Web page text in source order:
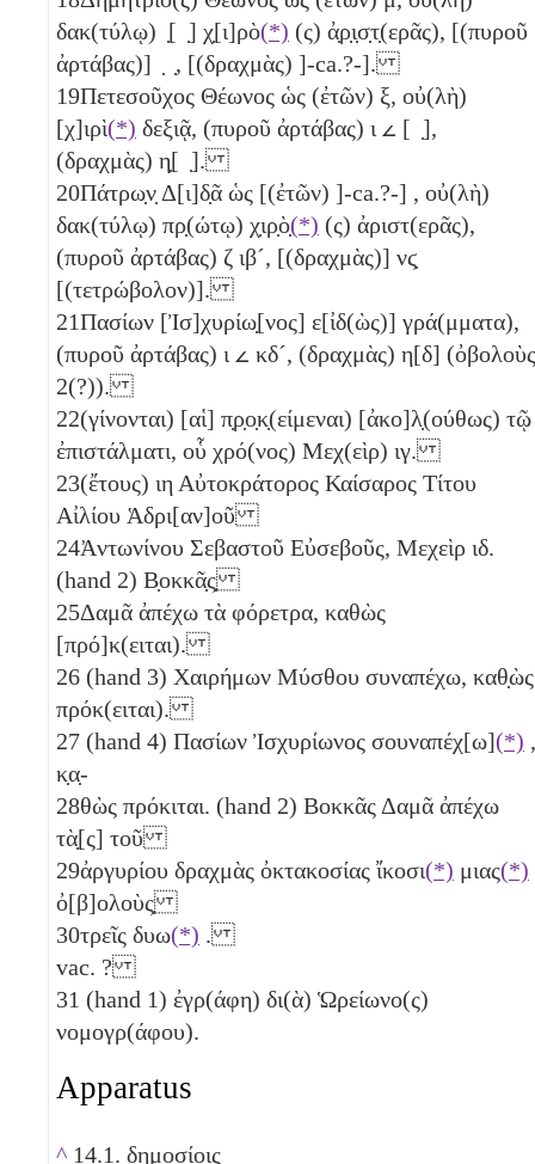
δακ(τύλῳ) ̣[ ̣] χ̣[ι]ρὸ(*) (ς) ἀ̣ρ̣ι̣σ̣τ̣(ερᾶς), [(πυροῦ
ἀρτάβας)] ̣ ̣, [(δραχμὰς) ]-ca.?-].
19Πετεσοῦχος Θέωνος ὡς (ἐτῶν) ξ, οὐ(λὴ)
[χ]ιρὶ(*) δεξιᾷ, (πυροῦ ἀρτάβας) ι 𐅵 [ ̣],
(δραχμὰς) η̣[ ̣].
20Πάτρω̣ν̣ Δ[ι]δ̣ᾶ ὡς [(ἐτῶν) ]-ca.?-] , οὐ(λὴ)
δακ(τύλῳ) πρ̣(ώτῳ) χ̣ιρ̣ὸ̣(*) (ς) ἀριστ(ερᾶς),
(πυροῦ ἀρτάβας) ζ ιβ´, [(δραχμὰς)] νϛ̣
[(τετρώβολον)].
21Πασίων [Ἰσ]χυρίω̣[νος] ε[ἰδ(ὼς)] γρά(μματα),
(πυροῦ ἀρτάβας) ι 𐅵 κδ´, (δραχμὰς) η[δ] (ὀβολοὺς
2(?)).
22(γίνονται) [αἱ] π̣ρ̣ο̣κ̣(είμεναι) [ἀκο]λ̣(ούθως) τῷ
ἐπιστάλματι, οὗ χρό(νος) Μεχ(εὶρ) ιγ.
23(ἔτους) ιη Αὐτοκράτορος Καίσαρος Τίτου
Αἰλίου Ἁδρι[αν]οῦ
24Ἀντωνίνου Σεβαστοῦ Εὐσεβοῦς, Μεχεὶρ ιδ.
(hand 2) Β̣οκκᾶ̣ς̣
25Δαμᾶ ἀπέχω τὰ φόρετρα, καθὼς
[πρό]κ(ειται).
26 (hand 3) Χαιρήμων Μύσθου συναπέχω, καθ̣ὼς
πρόκ(ειται).
27 (hand 4) Πασίων Ἰσχυρίωνος σουναπέχ[ω](*) ,
κ̣α̣-
28θὼς πρόκιται. (hand 2) Βοκκᾶς Δαμᾶ ἀπέχω
τὰ̣[ς] τοῦ
29ἀργυρίου δραχμὰς ὀκτακοσίας ἴκοσι(*) μιας(*)
ὀ[β]ολοὺς̣
30τρεῖς δυω(*) .
vac. ?
31 (hand 1) ἐγρ(άφη) δι(ὰ) Ὡρείωνο(ς)
νομογρ(άφου).
Apparatus
^ 14.1. δημοσίοις